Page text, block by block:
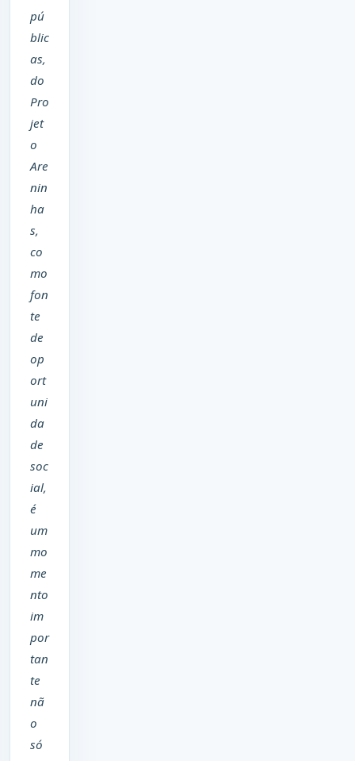
pú
blic
as,
do
Pro
jet
o
Are
nin
ha
s,
co
mo
fon
te
de
op
ort
uni
da
de
soc
ial,
é
um
mo
me
nto
im
por
tan
te
nã
o
só